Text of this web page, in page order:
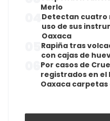
Merlo
Detectan cuatro
uso de sus
Oaxaca
Rapiña tras
con cajas de
Por casos de
registrados en el
Oaxaca